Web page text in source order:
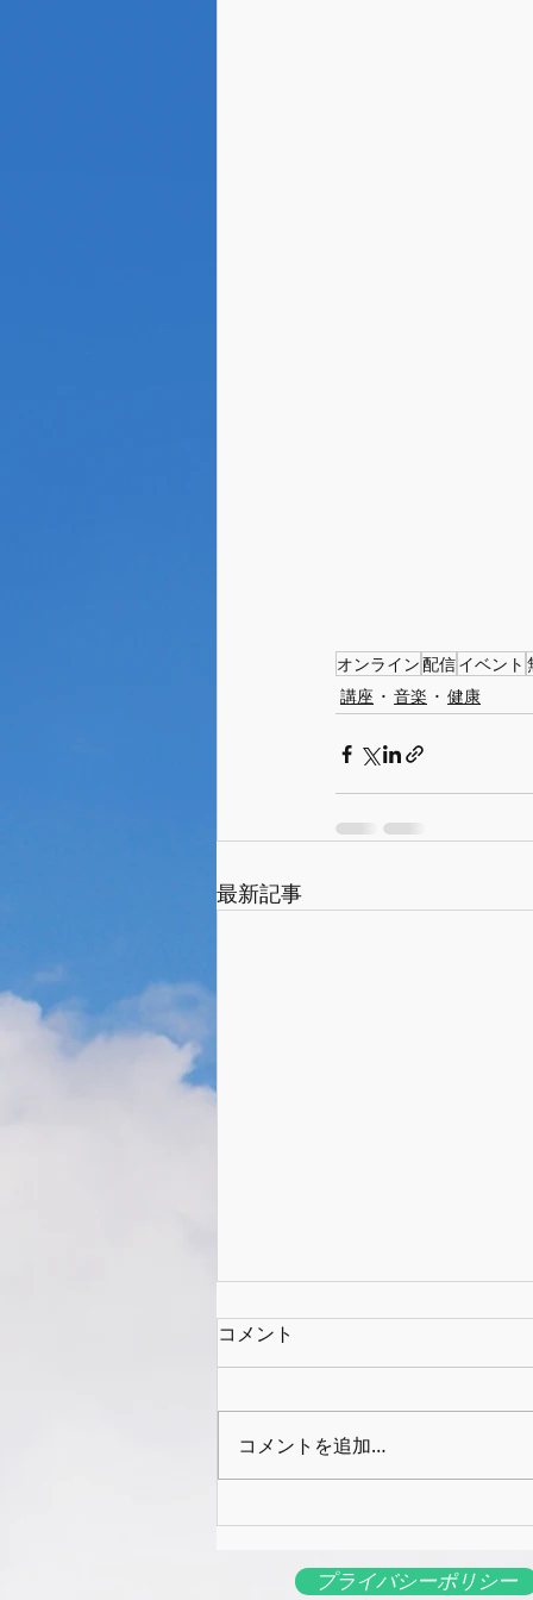
オンライン配信イベント
講座
音楽 健康
最新記事
AI時代に必要な力⑤
コメント
コメントを追加…
プライバシーポリシー